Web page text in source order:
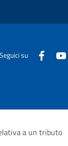
Seguici su
a un tributo